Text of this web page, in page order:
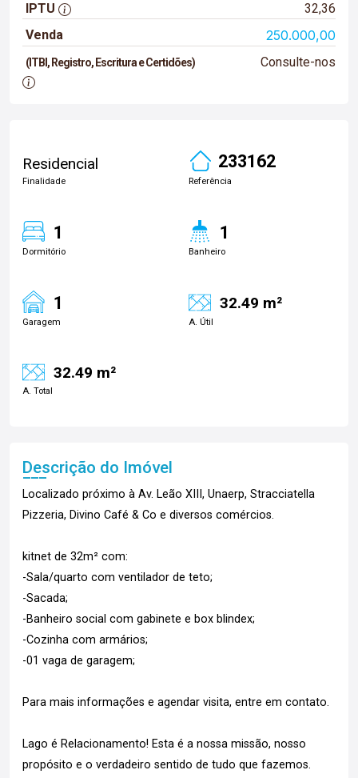
IPTU
32,36
Venda
250.000,00
(ITBI, Registro, Escritura e Certidões) Consulte-nos
Residencial
Finalidade
233162
Referência
1
Dormitório
1
Banheiro
1
Garagem
32.49 m²
A. Útil
32.49 m²
A. Total
Descrição do Imóvel
Localizado próximo à Av. Leão XIII, Unaerp, Stracciatella
Pizzeria, Divino Café & Co e diversos comércios.
kitnet de 32m² com:
-Sala/quarto com ventilador de teto;
-Sacada;
-Banheiro social com gabinete e box blindex;
-Cozinha com armários;
-01 vaga de garagem;
Para mais informações e agendar visita, entre em contato.
Lago é Relacionamento! Esta é a nossa missão, nosso
propósito e o verdadeiro sentido de tudo que fazemos.